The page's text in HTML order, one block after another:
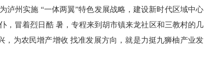
泸州实施 “一体两翼”特色发展战略，建设新时代区域中心
，冒着烈日酷 暑，专程来到胡市镇来龙社区和三教村的几
为农民增产增收 找准发展方向，就是力挺九狮柚产业发